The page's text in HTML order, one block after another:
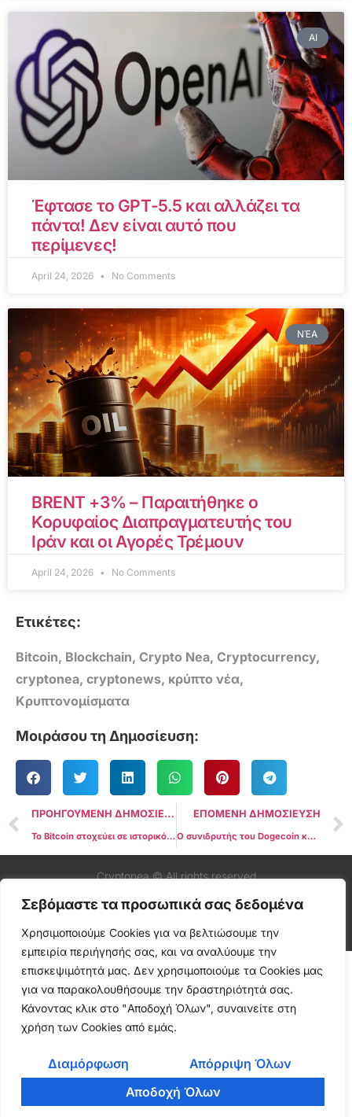
Σεβόμαστε τα προσωπικά σας δεδομένα
Χρησιμοποιούμε Cookies για να βελτιώσουμε την
εμπειρία περιήγησής σας, και να αναλύουμε την
επισκεψιμότητά μας. Δεν χρησιμοποιούμε τα Cookies μας
για να παρακολουθήσουμε την δραστηριότητά σας.
Κάνοντας κλικ στο "Αποδοχή Όλων", συναινείτε στη
χρήση των Cookies από εμάς.
Διαμόρφωση
Απόρριψη Όλων
Αποδοχή Όλων
AI
Έφτασε το GPT-5.5 και αλλάζει τα
πάντα! Δεν είναι αυτό που
περίμενες!
April 24, 2026 No Comments
ΝΈΑ
BRENT +3% – Παραιτήθηκε ο
Κορυφαίος Διαπραγματευτής του
Ιράν και οι Αγορές Τρέμουν
April 24, 2026 No Comments
Ετικέτες:
Bitcoin, Blockchain, Crypto Nea, Cryptocurrency,
cryptonea, cryptonews, κρύπτο νέα,
Κρυπτονομίσματα
Μοιράσου τη Δημοσίευση:
ΠΡΟΗΓΟΥΜΕΝΗ ΔΗΜΟΣΙΕΥΣΗ
Το Bitcoin στοχεύει σε ιστορικό σερί επτά μηνών
ΕΠΟΜΕΝΗ ΔΗΜΟΣΙΕΥΣΗ
Ο συνιδρυτής του Dogecoin κάνει απροσδόκητη δήλωση για το Bitcoin
Cryptonea © All rights reserved